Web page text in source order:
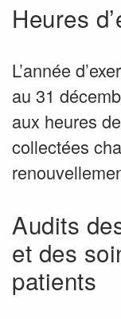
Heures
L’année
au 31
aux heures
collectées
Audits
et des
patients